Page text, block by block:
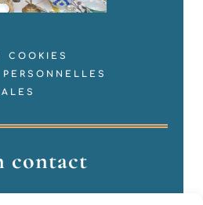
cookies
contact